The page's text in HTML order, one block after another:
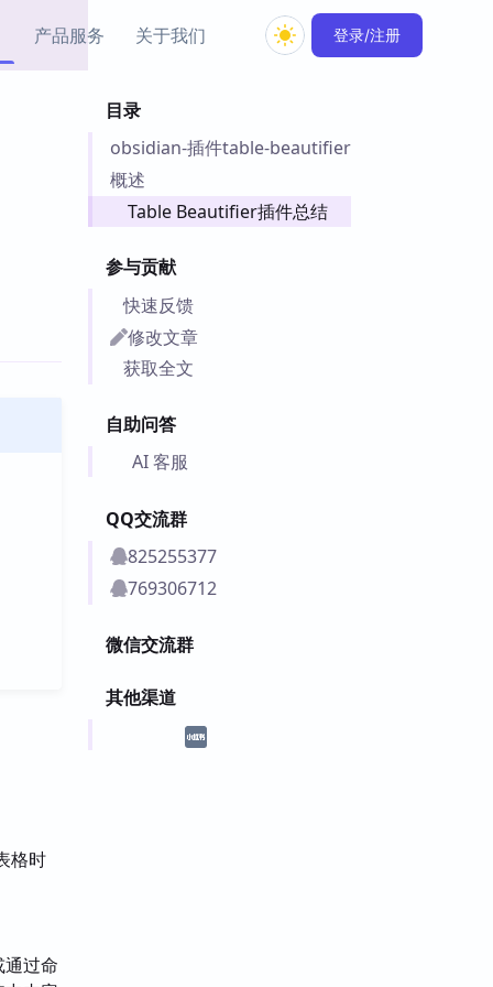
产品服务
出品的闪念笔记
Obsidian 教程
关于我们 登录/注册
目录
obsidian-插件table-beautifier
概述
Table Beautifier插件总结
参与贡献
快速反馈
修改文章
获取全文
自助问答
AI 客服
QQ交流群
825255377
769306712
微信交流群
其他渠道
格时
过命